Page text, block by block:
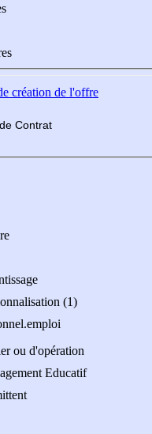
création de l'offre
Contrat
(1)
ou d'opération
Educatif